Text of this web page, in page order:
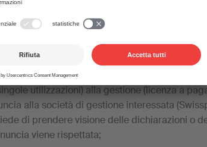
per queste registrazioni musicali il compenso
Perché le registrazioni musicali siano
i seguenti requisiti:
(interpreti e produttori) rinunciano
utilizzazioni) alla gestione (licenza a
alla società di gestione interessata
di prendere visione delle dichiarazioni o
viene rispettata;